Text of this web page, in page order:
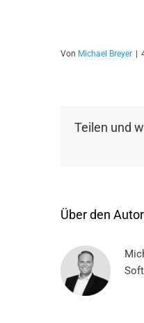
Von Michael Breyer |
Teilen und
Über den